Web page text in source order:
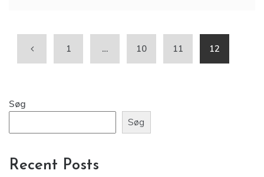
1 … 10 11 12
Søg
Søg
Recent Posts